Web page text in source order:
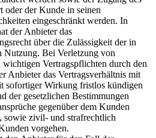
oder der Kunde in seinen
eingeschränkt werden. In
der Anbieter das
über die Zulässigkeit der in
Nutzung. Bei Verletzung von
wichtigen Vertragspflichten durch den
Anbieter das Vertragsverhältnis mit
sofortiger Wirkung fristlos kündigen
der gesetzlichen Bestimmungen
gegenüber dem Kunden
sowie zivil- und strafrechtlich
vorgehen.